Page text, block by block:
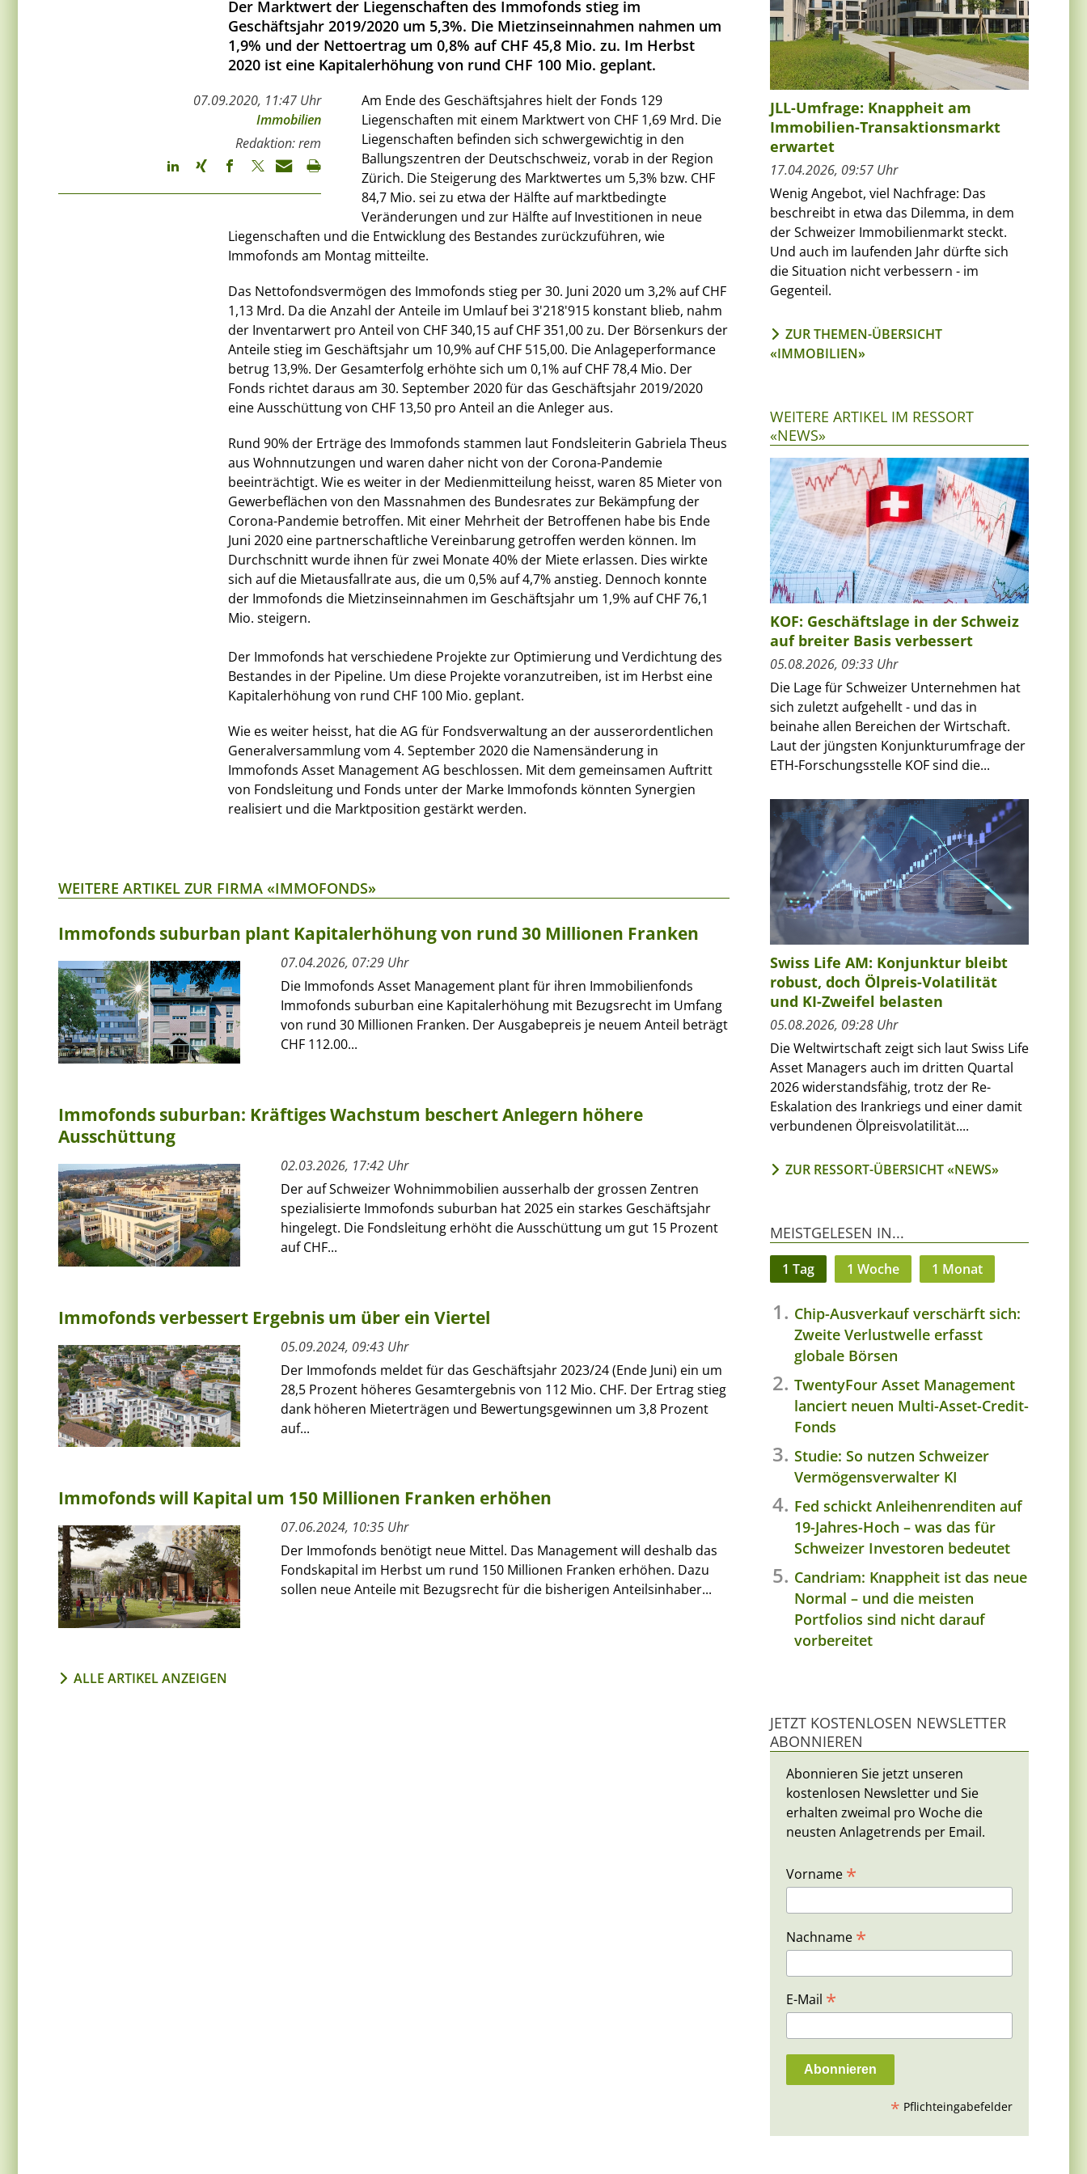
Der Marktwert der Liegenschaften des Immofonds stieg im
Geschäftsjahr 2019/2020 um 5,3%. Die Mietzinseinnahmen nahmen um
1,9% und der Nettoertrag um 0,8% auf CHF 45,8 Mio. zu. Im Herbst
2020 ist eine Kapitalerhöhung von rund CHF 100 Mio. geplant.
07.09.2020, 11:47 Uhr
Immobilien
Redaktion: rem
Am Ende des Geschäftsjahres hielt der Fonds 129
Liegenschaften mit einem Marktwert von CHF 1,69 Mrd. Die
Liegenschaften befinden sich schwergewichtig in den
Ballungszentren der Deutschschweiz, vorab in der Region
Zürich. Die Steigerung des Marktwertes um 5,3% bzw. CHF
84,7 Mio. sei zu etwa der Hälfte auf marktbedingte
Veränderungen und zur Hälfte auf Investitionen in neue
Liegenschaften und die Entwicklung des Bestandes zurückzuführen, wie
Immofonds am Montag mitteilte.
Das Nettofondsvermögen des Immofonds stieg per 30. Juni 2020 um 3,2% auf CHF
1,13 Mrd. Da die Anzahl der Anteile im Umlauf bei 3'218'915 konstant blieb, nahm
der Inventarwert pro Anteil von CHF 340,15 auf CHF 351,00 zu. Der Börsenkurs der
Anteile stieg im Geschäftsjahr um 10,9% auf CHF 515,00. Die Anlageperformance
betrug 13,9%. Der Gesamterfolg erhöhte sich um 0,1% auf CHF 78,4 Mio. Der
Fonds richtet daraus am 30. September 2020 für das Geschäftsjahr 2019/2020
eine Ausschüttung von CHF 13,50 pro Anteil an die Anleger aus.
Rund 90% der Erträge des Immofonds stammen laut Fondsleiterin Gabriela Theus
aus Wohnnutzungen und waren daher nicht von der Corona-Pandemie
beeinträchtigt. Wie es weiter in der Medienmitteilung heisst, waren 85 Mieter von
Gewerbeflächen von den Massnahmen des Bundesrates zur Bekämpfung der
Corona-Pandemie betroffen. Mit einer Mehrheit der Betroffenen habe bis Ende
Juni 2020 eine partnerschaftliche Vereinbarung getroffen werden können. Im
Durchschnitt wurde ihnen für zwei Monate 40% der Miete erlassen. Dies wirkte
sich auf die Mietausfallrate aus, die um 0,5% auf 4,7% anstieg. Dennoch konnte
der Immofonds die Mietzinseinnahmen im Geschäftsjahr um 1,9% auf CHF 76,1
Mio. steigern.
Der Immofonds hat verschiedene Projekte zur Optimierung und Verdichtung des
Bestandes in der Pipeline. Um diese Projekte voranzutreiben, ist im Herbst eine
Kapitalerhöhung von rund CHF 100 Mio. geplant.
Wie es weiter heisst, hat die AG für Fondsverwaltung an der ausserordentlichen
Generalversammlung vom 4. September 2020 die Namensänderung in
Immofonds Asset Management AG beschlossen. Mit dem gemeinsamen Auftritt
von Fondsleitung und Fonds unter der Marke Immofonds könnten Synergien
realisiert und die Marktposition gestärkt werden.
WEITERE ARTIKEL ZUR FIRMA «IMMOFONDS»
Immofonds suburban plant Kapitalerhöhung von rund 30 Millionen Franken
07.04.2026, 07:29 Uhr
Die Immofonds Asset Management plant für ihren Immobilienfonds
Immofonds suburban eine Kapitalerhöhung mit Bezugsrecht im Umfang
von rund 30 Millionen Franken. Der Ausgabepreis je neuem Anteil beträgt
CHF 112.00...
Immofonds suburban: Kräftiges Wachstum beschert Anlegern höhere
Ausschüttung
02.03.2026, 17:42 Uhr
Der auf Schweizer Wohnimmobilien ausserhalb der grossen Zentren
spezialisierte Immofonds suburban hat 2025 ein starkes Geschäftsjahr
hingelegt. Die Fondsleitung erhöht die Ausschüttung um gut 15 Prozent
auf CHF...
Immofonds verbessert Ergebnis um über ein Viertel
05.09.2024, 09:43 Uhr
Der Immofonds meldet für das Geschäftsjahr 2023/24 (Ende Juni) ein um
28,5 Prozent höheres Gesamtergebnis von 112 Mio. CHF. Der Ertrag stieg
dank höheren Mieterträgen und Bewertungsgewinnen um 3,8 Prozent
auf...
Immofonds will Kapital um 150 Millionen Franken erhöhen
07.06.2024, 10:35 Uhr
Der Immofonds benötigt neue Mittel. Das Management will deshalb das
Fondskapital im Herbst um rund 150 Millionen Franken erhöhen. Dazu
sollen neue Anteile mit Bezugsrecht für die bisherigen Anteilsinhaber...
ALLE ARTIKEL ANZEIGEN
JLL-Umfrage: Knappheit am
Immobilien-Transaktionsmarkt
erwartet
17.04.2026, 09:57 Uhr
Wenig Angebot, viel Nachfrage: Das
beschreibt in etwa das Dilemma, in dem
der Schweizer Immobilienmarkt steckt.
Und auch im laufenden Jahr dürfte sich
die Situation nicht verbessern - im
Gegenteil.
ZUR THEMEN-ÜBERSICHT
«IMMOBILIEN»
WEITERE ARTIKEL IM RESSORT
«NEWS»
KOF: Geschäftslage in der Schweiz
auf breiter Basis verbessert
05.08.2026, 09:33 Uhr
Die Lage für Schweizer Unternehmen hat
sich zuletzt aufgehellt - und das in
beinahe allen Bereichen der Wirtschaft.
Laut der jüngsten Konjunkturumfrage der
ETH-Forschungsstelle KOF sind die...
Swiss Life AM: Konjunktur bleibt
robust, doch Ölpreis-Volatilität
und KI-Zweifel belasten
05.08.2026, 09:28 Uhr
Die Weltwirtschaft zeigt sich laut Swiss Life
Asset Managers auch im dritten Quartal
2026 widerstandsfähig, trotz der Re-
Eskalation des Irankriegs und einer damit
verbundenen Ölpreisvolatilität....
ZUR RESSORT-ÜBERSICHT «NEWS»
MEISTGELESEN IN...
1 Tag 1 Woche 1 Monat
Chip-Ausverkauf verschärft sich:
Zweite Verlustwelle erfasst
globale Börsen
TwentyFour Asset Management
lanciert neuen Multi-Asset-Credit-
Fonds
Studie: So nutzen Schweizer
Vermögensverwalter KI
Fed schickt Anleihenrenditen auf
19-Jahres-Hoch – was das für
Schweizer Investoren bedeutet
Candriam: Knappheit ist das neue
Normal – und die meisten
Portfolios sind nicht darauf
vorbereitet
JETZT KOSTENLOSEN NEWSLETTER
ABONNIEREN
Abonnieren Sie jetzt unseren
kostenlosen Newsletter und Sie
erhalten zweimal pro Woche die
neusten Anlagetrends per Email.
Vorname *
Nachname *
E-Mail *
* Pflichteingabefelder